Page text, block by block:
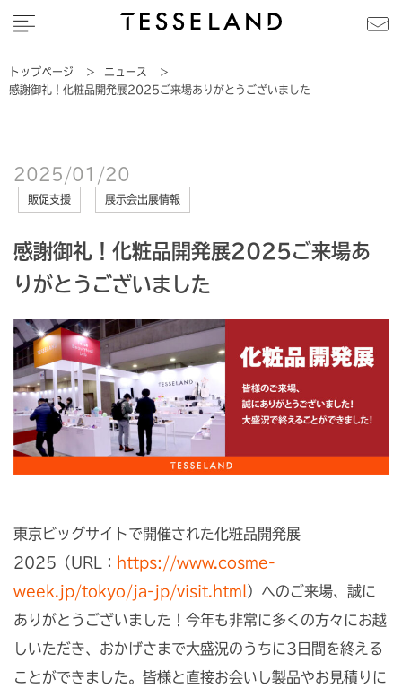
トップページ > ニュース
>
感謝御礼！化粧品開発展2025ご来場ありがとうございました
2025/01/20
販促支援 展示会出展情報
感謝御礼！化粧品開発展2025ご来場あ
りがとうございました
東京ビッグサイトで開催された化粧品開発展
2025（URL：
https://www.cosme-
week.jp/tokyo/ja-jp/visit.html ）へのご来場、誠に
ありがとうございました！今年も非常に多くの方々にお越
しいただき、おかげさまで大盛況のうちに3日間を終える
ことができました。皆様と直接お会いし製品やお見積りに